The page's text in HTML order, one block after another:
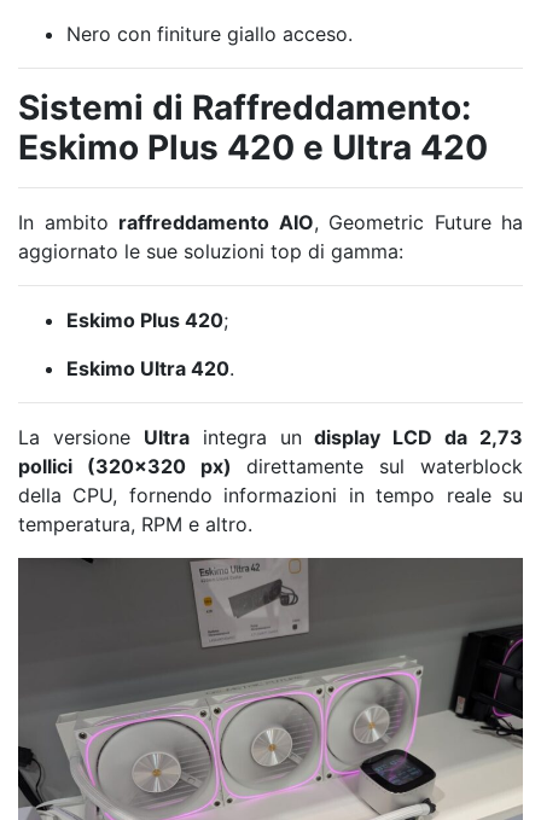
Nero con finiture giallo acceso.
Sistemi di Raffreddamento:
Eskimo Plus 420 e Ultra 420
In ambito raffreddamento AIO, Geometric Future ha
aggiornato le sue soluzioni top di gamma:
Eskimo Plus 420;
Eskimo Ultra 420.
La versione Ultraintegra undisplay LCD da 2,73
pollici (320×320 px) direttamente sul waterblock
della CPU, fornendo informazioni in tempo reale su
temperatura, RPM e altro.